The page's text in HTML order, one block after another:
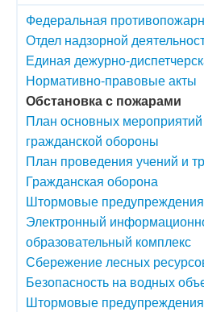
Федеральная
Отдел надзорной
Единая дежурно-
Нормативно-правовые акты
Обстановка с пожарами
План основных мероприятий
гражданской обороны
План проведения учений и
Гражданская оборона
Штормовые предупреждения
Электронный
образовательный комплекс
Сбережение лесных
Безопасность на водных
Штормовые предупреждения